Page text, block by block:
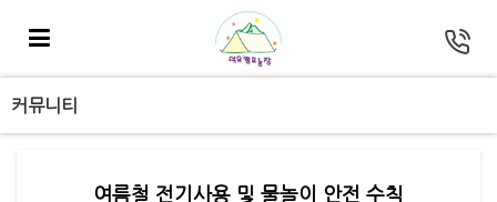
커뮤니티
여름철 전기사용 및 물놀이 안전 수칙